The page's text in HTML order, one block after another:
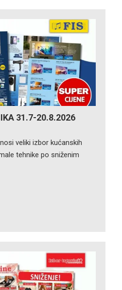
31.7-20.8.2026
veliki izbor kućanskih
tehnike po sniženim